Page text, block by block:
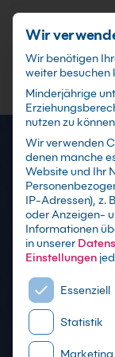
Wir
Wir benötigen
weiter besuchen
Minderjährige
nutzen zu
Wir verwenden
denen manche
Website und Ihr
IP-Adressen), z.
oder Anzeigen-
Informationen
in unserer
Einstellungen
Es folgt eine
Essenziell
Statistik
Marketing